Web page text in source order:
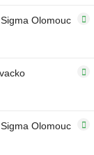
Olomouc
Olomouc